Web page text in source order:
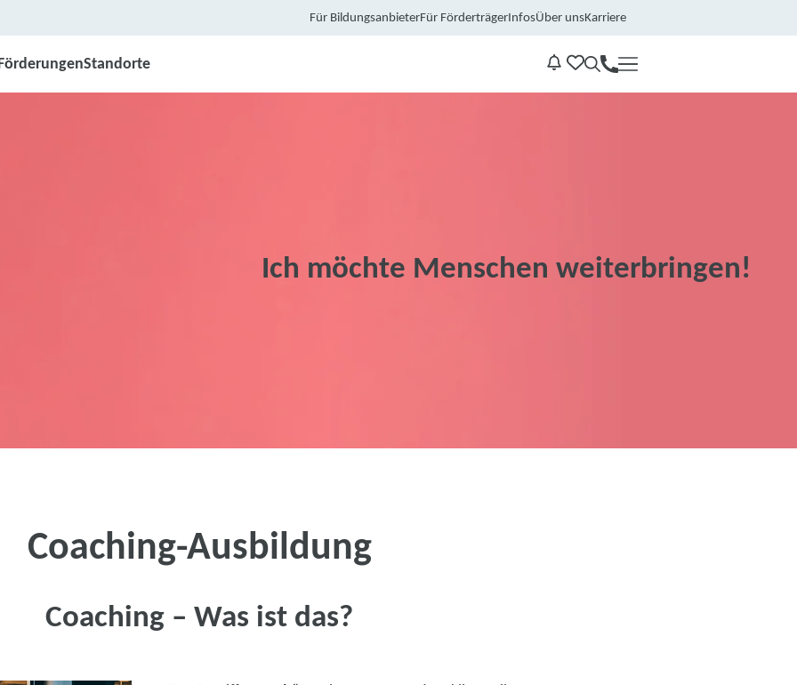
Für BildungsanbieterFür FörderträgerInfosÜber unsKarriere
Standorte
Kontakt
Ich möchte Menschen weiterbringen!
Coaching-Ausbildung
Coaching – Was ist das?